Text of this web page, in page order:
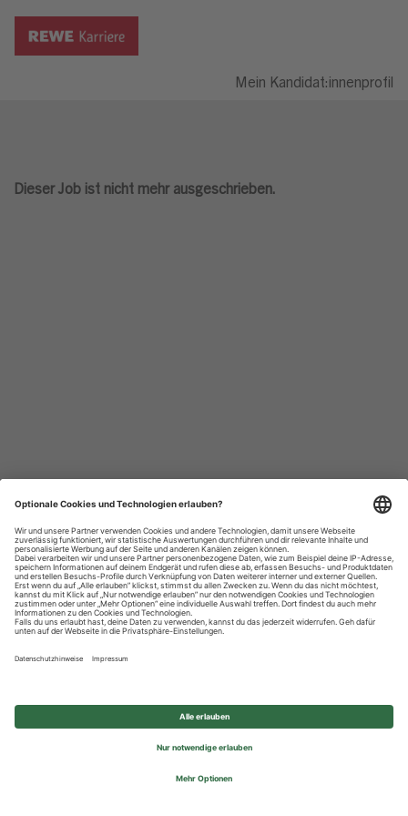
Mein Kandidat:innenprofil
Dieser Job ist nicht mehr ausgeschrieben.
Datenschutzhinweise
Impressum
Privatsphäre-Einstellungen
© 2026 REWE Group - All rights reserved